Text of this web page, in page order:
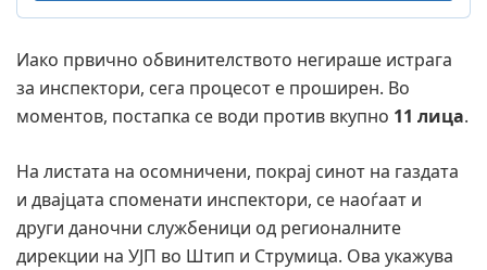
Иако првично обвинителството негираше истрага
за инспектори, сега процесот е проширен. Во
моментов, постапка се води против вкупно 11 лица.
На листата на осомничени, покрај синот на газдата
и двајцата споменати инспектори, се наоѓаат и
други даночни службеници од регионалните
дирекции на УЈП во Штип и Струмица. Ова укажува